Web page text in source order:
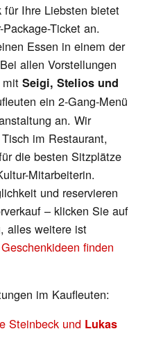
für Ihre Liebsten bietet
Ticket an.
Essen in einem der
allen Vorstellungen
mitSeigi, Stelios und
ein 2-Gang-Menü
an. Wir
im Restaurant,
die besten Sitzplätze
Mitarbeiterin.
und reservieren
– klicken Sie auf
alles weitere ist
Geschenkideen finden
im Kaufleuten:
Steinbeck und Lukas